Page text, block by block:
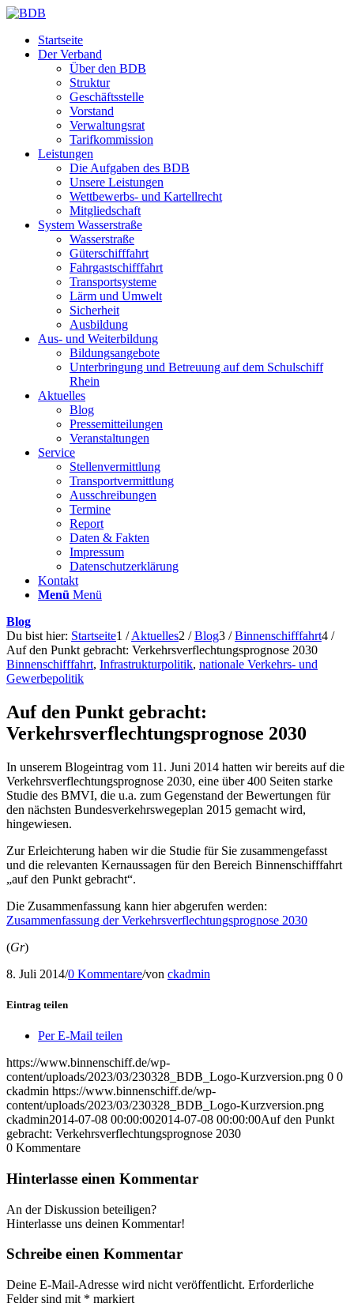
Startseite
Der Verband
Über den BDB
Struktur
Geschäftsstelle
Vorstand
Verwaltungsrat
Tarifkommission
Leistungen
Die Aufgaben des BDB
Unsere Leistungen
Wettbewerbs- und Kartellrecht
Mitgliedschaft
System Wasserstraße
Wasserstraße
Güterschifffahrt
Fahrgastschifffahrt
Transportsysteme
Lärm und Umwelt
Sicherheit
Ausbildung
Aus- und Weiterbildung
Bildungsangebote
Unterbringung und Betreuung auf dem Schulschiff
Rhein
Aktuelles
Blog
Pressemitteilungen
Veranstaltungen
Service
Stellenvermittlung
Transportvermittlung
Ausschreibungen
Termine
Report
Daten & Fakten
Impressum
Datenschutzerklärung
Kontakt
Menü Menü
Blog
Du bist hier: Startseite1 / Aktuelles2 / Blog3 / Binnenschifffahrt4 /
Auf den Punkt gebracht: Verkehrsverflechtungsprognose 2030
Binnenschifffahrt, Infrastrukturpolitik, nationale Verkehrs- und
Gewerbepolitik
Auf den Punkt gebracht:
Verkehrsverflechtungsprognose 2030
In unserem Blogeintrag vom 11. Juni 2014 hatten wir bereits auf die
Verkehrsverflechtungsprognose 2030, eine über 400 Seiten starke
Studie des BMVI, die u.a. zum Gegenstand der Bewertungen für
den nächsten Bundesverkehrswegeplan 2015 gemacht wird,
hingewiesen.
Zur Erleichterung haben wir die Studie für Sie zusammengefasst
und die relevanten Kernaussagen für den Bereich Binnenschifffahrt
„auf den Punkt gebracht“.
Die Zusammenfassung kann hier abgerufen werden:
Zusammenfassung der Verkehrsverflechtungsprognose 2030
(Gr)
8. Juli 2014/0 Kommentare/von ckadmin
Eintrag teilen
Per E-Mail teilen
https://www.binnenschiff.de/wp-
content/uploads/2023/03/230328_BDB_Logo-Kurzversion.png 0 0
ckadmin https://www.binnenschiff.de/wp-
content/uploads/2023/03/230328_BDB_Logo-Kurzversion.png
ckadmin2014-07-08 00:00:002014-07-08 00:00:00Auf den Punkt
gebracht: Verkehrsverflechtungsprognose 2030
0 Kommentare
Hinterlasse einen Kommentar
An der Diskussion beteiligen?
Hinterlasse uns deinen Kommentar!
Schreibe einen Kommentar
Deine E-Mail-Adresse wird nicht veröffentlicht. Erforderliche
Felder sind mit * markiert